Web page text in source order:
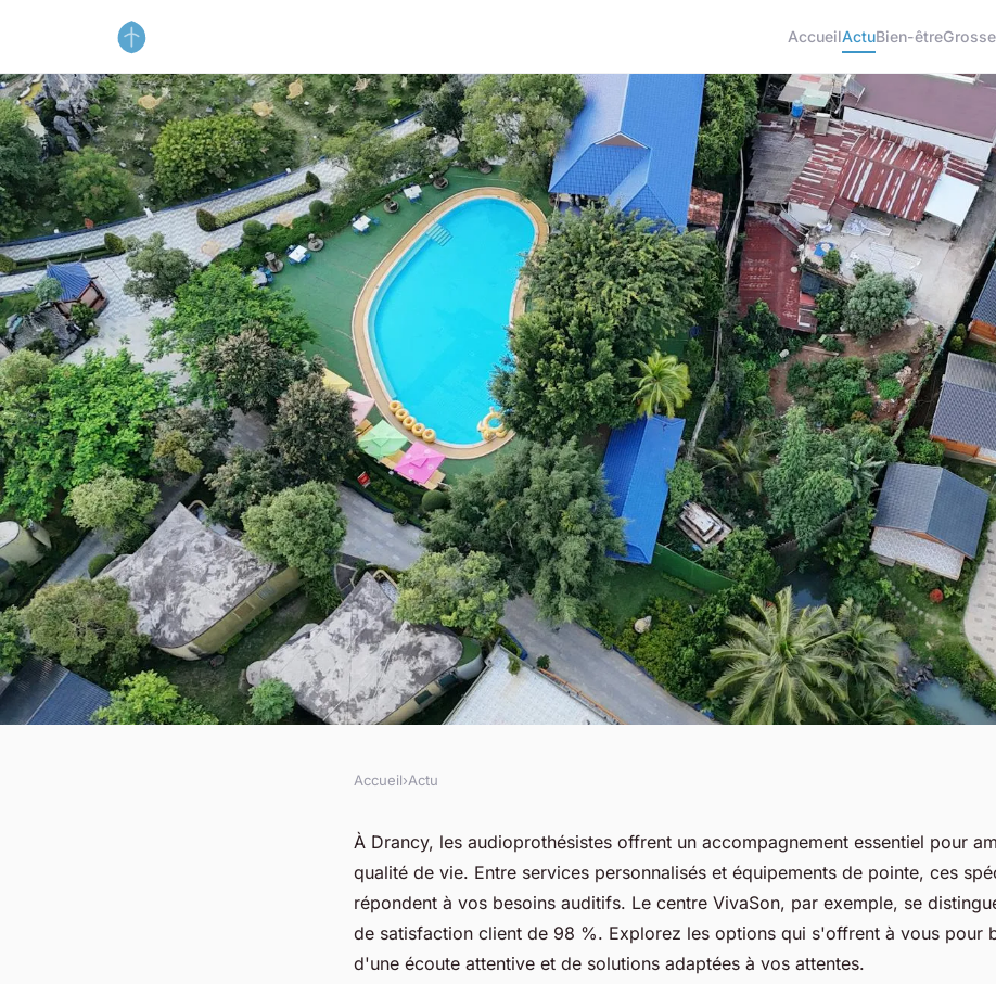
AccueilActuBien-être
Votre audioprothésiste à drancy :
services et accompagnement
Accueil›Actu
À Drancy, les audioprothésistes offrent un accompagnement essentiel pour
qualité de vie. Entre services personnalisés et équipements de pointe, ces
répondent à vos besoins auditifs. Le centre VivaSon, par exemple, se
de satisfaction client de 98 %. Explorez les options qui s'offrent à vous pour
d'une écoute attentive et de solutions adaptées à vos attentes.